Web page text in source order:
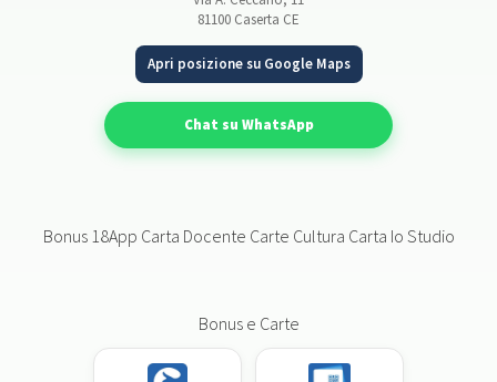
81100 Caserta CE
Apri posizione su Google Maps
Chat su WhatsApp
Bonus 18App Carta Docente Carte Cultura Carta Io Studio
Bonus e Carte